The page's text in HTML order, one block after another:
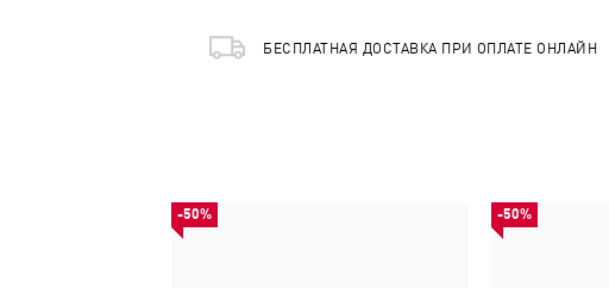
БЕСПЛАТНАЯ ДОСТАВКА ПРИ ОПЛАТЕ ОНЛАЙН
-50% -50%